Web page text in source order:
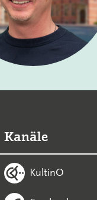
Kanäle
KultinO